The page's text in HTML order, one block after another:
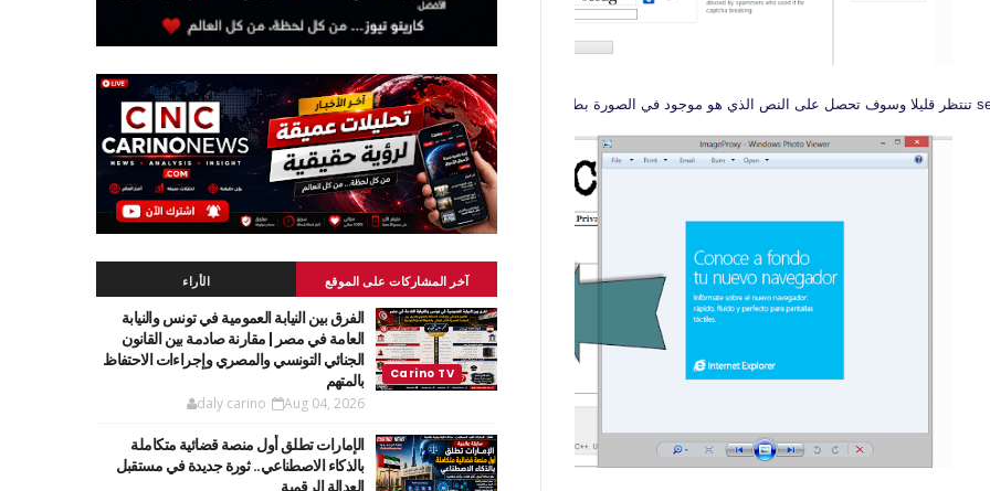
Carino TV
آخر المشاركات على الموقع الأراء
الفرق بين النيابة العمومية في تونس والنيابة
العامة في مصر | مقارنة صادمة بين القانون
الجنائي التونسي والمصري وإجراءات الاحتفاظ
بالمتهم
daly carino Aug 04, 2026
الإمارات تطلق أول منصة قضائية متكاملة
بالذكاء الاصطناعي.. ثورة جديدة في مستقبل
العدالة الرقمية